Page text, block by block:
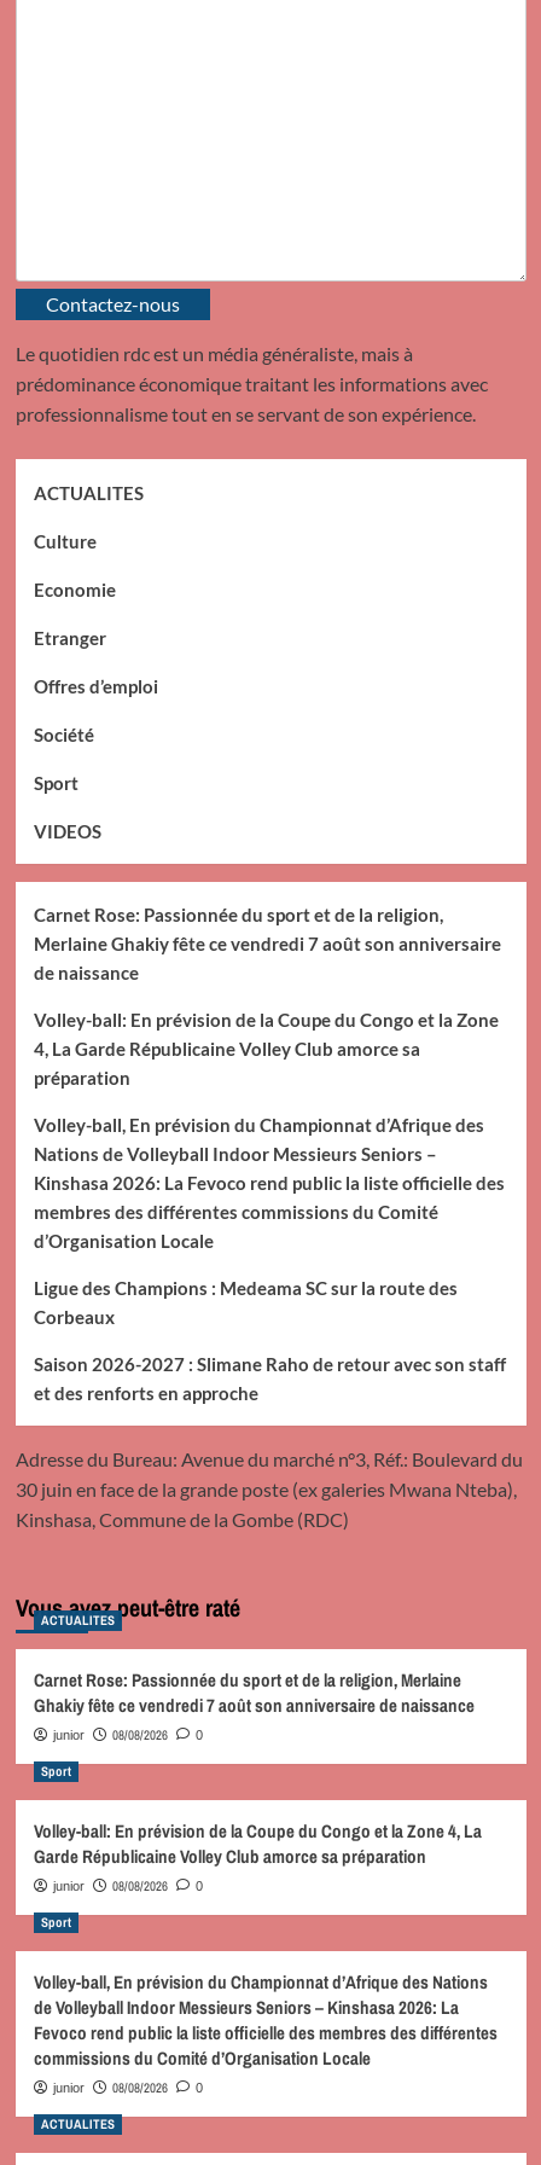
Contactez-nous
Le quotidien rdc est un média généraliste, mais à
prédominance économique traitant les informations avec
professionnalisme tout en se servant de son expérience.
ACTUALITES
Culture
Economie
Etranger
Offres d’emploi
Société
Sport
VIDEOS
Carnet Rose: Passionnée du sport et de la religion,
Merlaine Ghakiy fête ce vendredi 7 août son anniversaire
de naissance
Volley-ball: En prévision de la Coupe du Congo et la Zone
4, La Garde Républicaine Volley Club amorce sa
préparation
Volley-ball, En prévision du Championnat d’Afrique des
Nations de Volleyball Indoor Messieurs Seniors –
Kinshasa 2026: La Fevoco rend public la liste officielle des
membres des différentes commissions du Comité
d’Organisation Locale
Ligue des Champions : Medeama SC sur la route des
Corbeaux
Saison 2026-2027 : Slimane Raho de retour avec son staff
et des renforts en approche
Adresse du Bureau: Avenue du marché n°3, Réf.: Boulevard du
30 juin en face de la grande poste (ex galeries Mwana Nteba),
Kinshasa, Commune de la Gombe (RDC)
Vous avez peut-être raté
ACTUALITES
Carnet Rose: Passionnée du sport et de la religion, Merlaine
Ghakiy fête ce vendredi 7 août son anniversaire de naissance
junior 08/08/2026 0
Sport
Volley-ball: En prévision de la Coupe du Congo et la Zone 4, La
Garde Républicaine Volley Club amorce sa préparation
junior 08/08/2026 0
Sport
Volley-ball, En prévision du Championnat d’Afrique des Nations
de Volleyball Indoor Messieurs Seniors – Kinshasa 2026: La
Fevoco rend public la liste officielle des membres des différentes
commissions du Comité d’Organisation Locale
junior 08/08/2026 0
ACTUALITES